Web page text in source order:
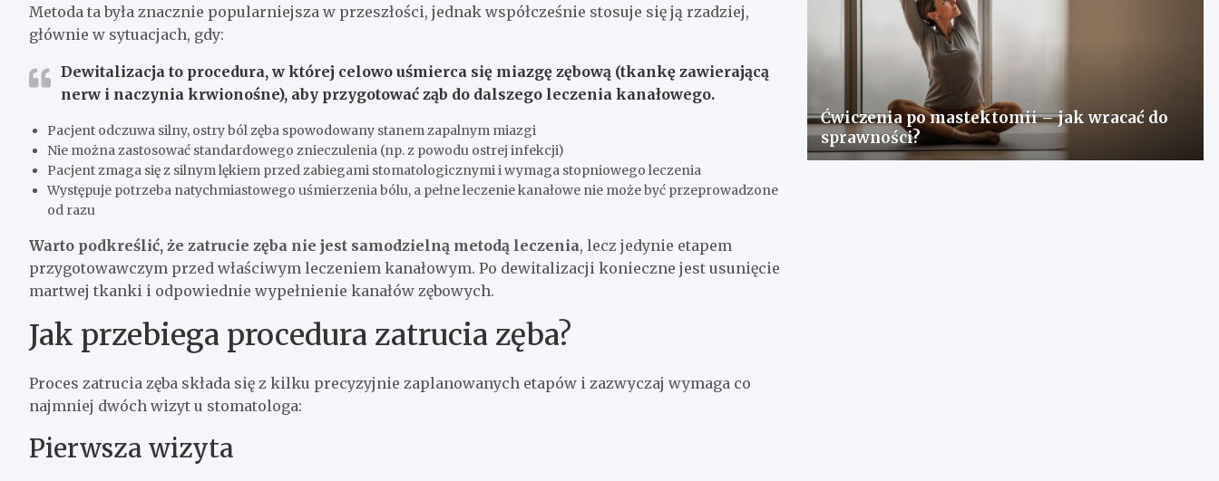
Metoda ta była znacznie popularniejsza w przeszłości, jednak współcześnie stosuje się ją rzadziej,
głównie w sytuacjach, gdy:
Dewitalizacja to procedura, w której celowo uśmierca się miazgę zębową (tkankę zawierającą
nerw i naczynia krwionośne), aby przygotować ząb do dalszego leczenia kanałowego.
Pacjent odczuwa silny, ostry ból zęba spowodowany stanem zapalnym miazgi
Nie można zastosować standardowego znieczulenia (np. z powodu ostrej infekcji)
Pacjent zmaga się z silnym lękiem przed zabiegami stomatologicznymi i wymaga stopniowego leczenia
Występuje potrzeba natychmiastowego uśmierzenia bólu, a pełne leczenie kanałowe nie może być przeprowadzone
od razu
Warto podkreślić, że zatrucie zęba nie jest samodzielną metodą leczenia, lecz jedynie etapem
przygotowawczym przed właściwym leczeniem kanałowym. Po dewitalizacji konieczne jest usunięcie
martwej tkanki i odpowiednie wypełnienie kanałów zębowych.
Jak przebiega procedura zatrucia zęba?
Proces zatrucia zęba składa się z kilku precyzyjnie zaplanowanych etapów i zazwyczaj wymaga co
najmniej dwóch wizyt u stomatologa:
Pierwsza wizyta
Ćwiczenia po mastektomii – jak wracać do
sprawności?